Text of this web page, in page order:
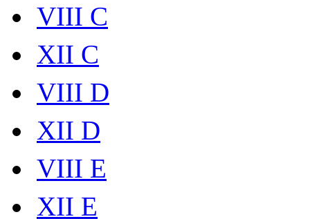
VIII C
XII C
VIII D
XII D
VIII E
XII E